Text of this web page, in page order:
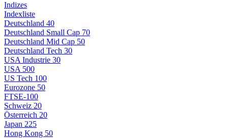
Indizes
Indexliste
Deutschland 40
Deutschland Small Cap 70
Deutschland Mid Cap 50
Deutschland Tech 30
USA Industrie 30
USA 500
US Tech 100
Eurozone 50
FTSE-100
Schweiz 20
Österreich 20
Japan 225
Hong Kong 50